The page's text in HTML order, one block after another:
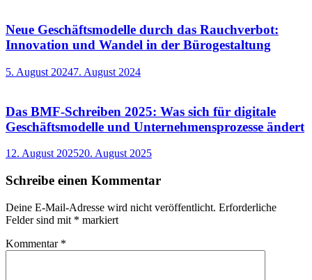
Neue Geschäftsmodelle durch das Rauchverbot:
Innovation und Wandel in der Bürogestaltung
5. August 20247. August 2024
Das BMF-Schreiben 2025: Was sich für digitale
Geschäftsmodelle und Unternehmensprozesse ändert
12. August 202520. August 2025
Schreibe einen Kommentar
Deine E-Mail-Adresse wird nicht veröffentlicht. Erforderliche
Felder sind mit * markiert
Kommentar *